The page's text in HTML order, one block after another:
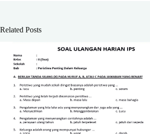
Related Posts